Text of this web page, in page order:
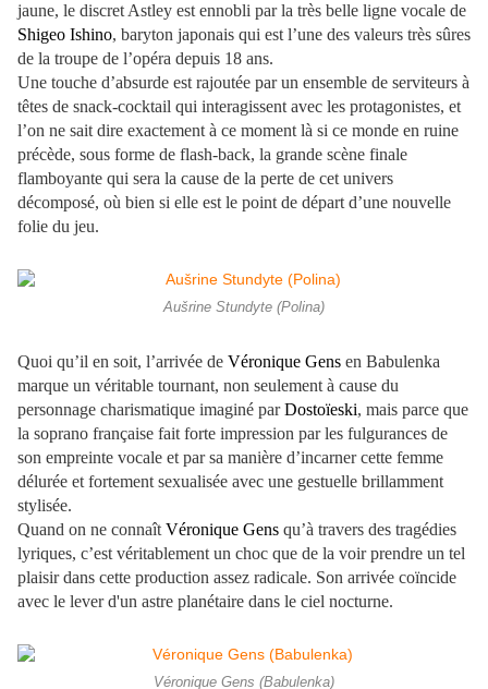
jaune, le discret Astley est ennobli par la très belle ligne vocale de
Shigeo Ishino, baryton japonais qui est l’une des valeurs très sûres
de la troupe de l’opéra depuis 18 ans.
Une touche d’absurde est rajoutée par un ensemble de serviteurs à
têtes de snack-cocktail qui interagissent avec les protagonistes, et
l’on ne sait dire exactement à ce moment là si ce monde en ruine
précède, sous forme de flash-back, la grande scène finale
flamboyante qui sera la cause de la perte de cet univers
décomposé, où bien si elle est le point de départ d’une nouvelle
folie du jeu.
Aušrine Stundyte (Polina)
Quoi qu’il en soit, l’arrivée de Véronique Gens en Babulenka
marque un véritable tournant, non seulement à cause du
personnage charismatique imaginé parDostoïeski, mais parce que
la soprano française fait forte impression par les fulgurances de
son empreinte vocale et par sa manière d’incarner cette femme
délurée et fortement sexualisée avec une gestuelle brillamment
stylisée.
Quand on ne connaît Véronique Gens qu’à travers des tragédies
lyriques, c’est véritablement un choc que de la voir prendre un tel
plaisir dans cette production assez radicale. Son arrivée coïncide
avec le lever d'un astre planétaire dans le ciel nocturne.
Véronique Gens (Babulenka)